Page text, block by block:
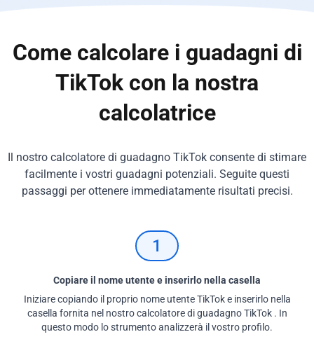
Come calcolare i guadagni di
TikTok con la nostra
calcolatrice
Il nostro calcolatore di guadagno TikTok consente di stimare
facilmente i vostri guadagni potenziali. Seguite questi
passaggi per ottenere immediatamente risultati precisi.
1
Copiare il nome utente e inserirlo nella casella
Iniziare copiando il proprio nome utente TikTok e inserirlo nella
casella fornita nel nostro calcolatore di guadagno TikTok . In
questo modo lo strumento analizzerà il vostro profilo.